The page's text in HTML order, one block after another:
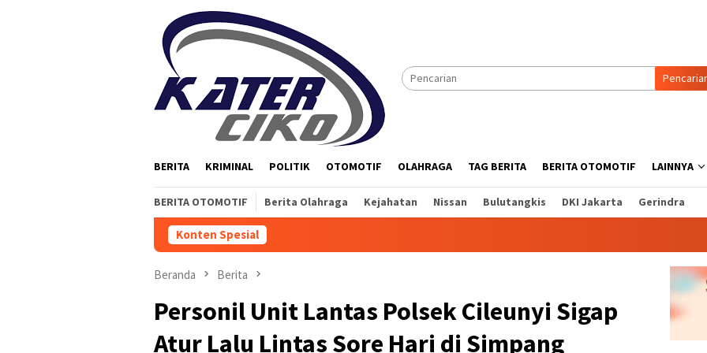
BERITA KRIMINAL POLITIK OTOMOTIF OLAHRAGA TAG BERITA BERITA OTOMOTIF LAINNYA
BERITA OTOMOTIF Berita Olahraga Kejahatan Nissan Bulutangkis DKI Jakarta Gerindra
Konten Spesial
Beranda Berita
Personil Unit Lantas Polsek Cileunyi Sigap
Atur Lalu Lintas Sore Hari di Simpang